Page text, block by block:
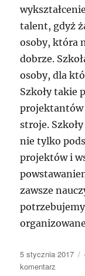
talent, gdyż
osoby, która
dobrze.
osoby, dla
Szkoły takie
projektantów
stroje.
nie tylko
projektów i
zawsze
Data
publikacji
5 stycznia 2017
komentarz